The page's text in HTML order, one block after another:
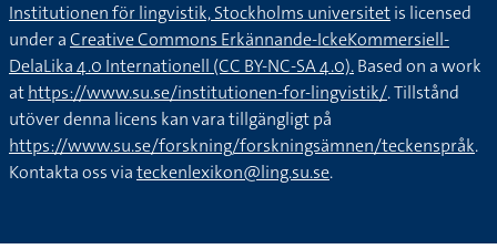
Institutionen för lingvistik, Stockholms universitetis licensed
under aCreative Commons Erkännande-IckeKommersiell-
DelaLika 4.0 Internationell (CC BY-NC-SA 4.0).Based on a work
athttps://www.su.se/institutionen-for-lingvistik/. Tillstånd
utöver denna licens kan vara tillgängligt på
https://www.su.se/forskning/forskningsämnen/teckenspråk.
Kontakta oss viateckenlexikon@ling.su.se.